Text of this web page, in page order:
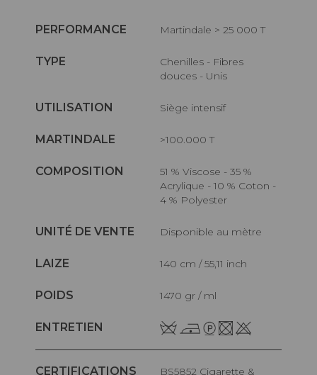
PERFORMANCE Martindale > 25 000 T
TYPE
Chenilles - Fibres
douces - Unis
UTILISATION Siège intensif
MARTINDALE >100.000 T
COMPOSITION
51 % Viscose - 35 %
Acrylique - 10 % Coton -
4 % Polyester
UNITÉ DE VENTE Disponible au mètre
LAIZE 140 cm / 55,11 inch
POIDS 1470 gr / ml
ENTRETIEN
CERTIFICATIONS
BS5852 Cigarette &